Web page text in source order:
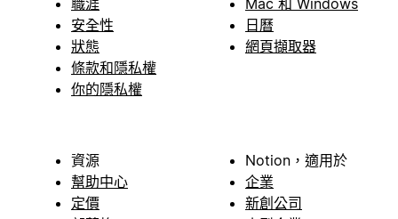
安全性
狀態
條款和隱私權
你的隱私權
日曆
網頁擷取器
資源
幫助中心
定價
Notion，適用於
企業
新創公司